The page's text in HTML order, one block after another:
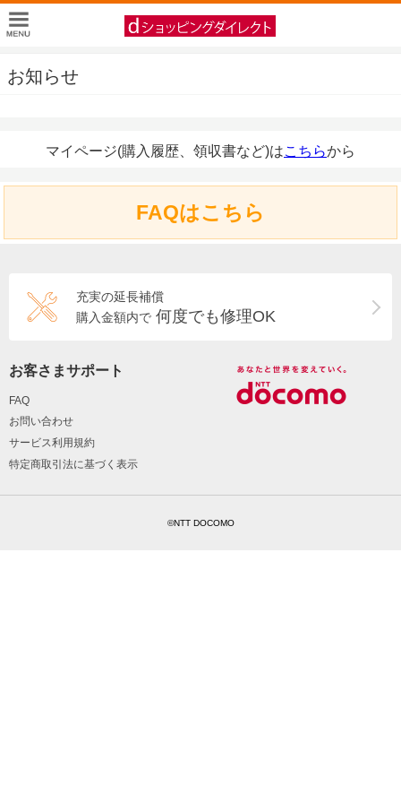
お知らせ
マイページ(購入履歴、領収書など)はこちらから
FAQはこちら
充実の延長補償
購入金額内で 何度でも修理OK
お客さまサポート
FAQ
お問い合わせ
サービス利用規約
特定商取引法に基づく表示
©NTT DOCOMO